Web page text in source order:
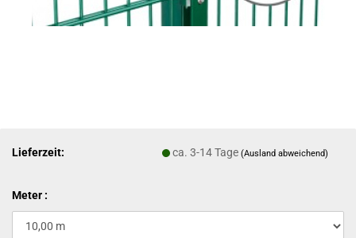
Lieferzeit: ca. 3-14 Tage(Ausland abweichend)
Meter :